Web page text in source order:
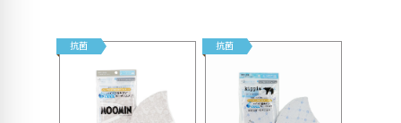
抗菌 抗菌